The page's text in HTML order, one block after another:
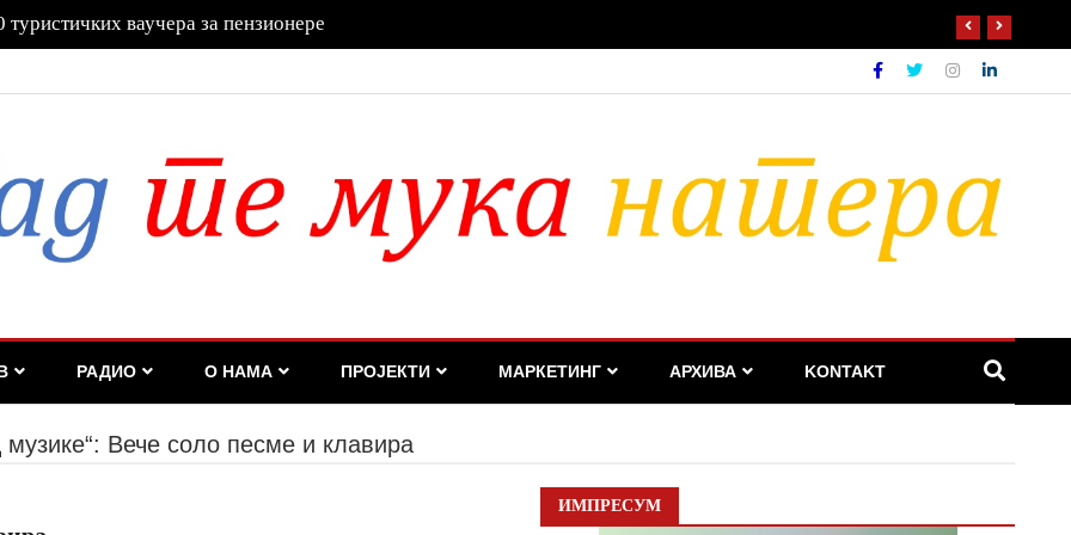
опстаје као један од стубова привреде
РАДИО О НАМА ПРОЈЕКТИ МАРКЕТИНГ АРХИВА KONTAKT
музике“: Вече соло песме и клавира
ИМПРЕСУМ